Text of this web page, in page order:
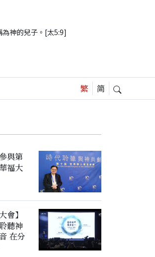
神的兒子。[太5:9]
與第
福大
會】
聽神
在分